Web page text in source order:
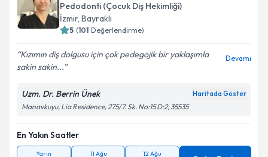
Pedodonti (Çocuk Diş Hekimliği)
İzmir, Bayraklı
5 (101 Değerlendirme)
Kızımın diş dolgusu için çok pedegojik bir yaklaşımla
sakin sakin...
Devamı
Uzm. Dr. Berrin Ünek Haritada Göster
Manavkuyu, Lia Residence, 275/7. Sk. No:15 D:2, 35535
En Yakın Saatler
Yarın 11 Ağu 12 Ağu